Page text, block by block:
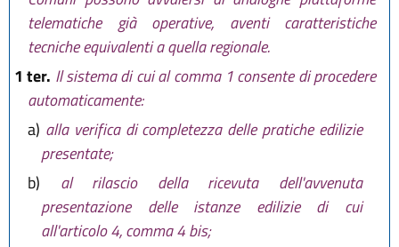
telematiche già operative, aventi caratteristiche
tecniche equivalenti a quella regionale.
1 ter. Il sistema di cui al comma 1 consente di procedere
automaticamente:
a) alla verifica di completezza delle pratiche edilizie
presentate;
b)
al rilascio della ricevuta dell'avvenuta
presentazione delle istanze edilizie di cui
all'articolo 4, comma 4 bis;